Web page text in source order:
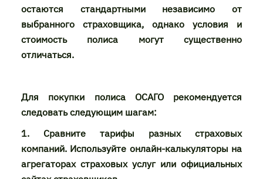
остаются стандартными независимо от
выбранного страховщика, однако условия и
стоимость полиса могут существенно
отличаться.
Для покупки полиса ОСАГО рекомендуется
следовать следующим шагам:
1. Сравните тарифы разных страховых
компаний. Используйте онлайн-калькуляторы на
агрегаторах страховых услуг или официальных